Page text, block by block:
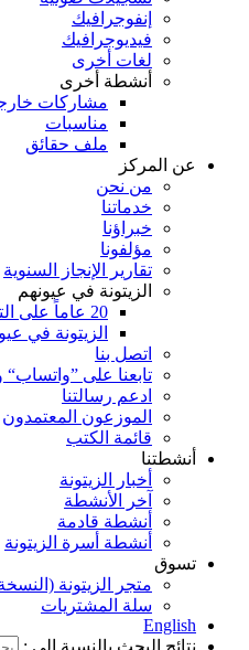
إنفوجرافيك
فيديوجرافيك
لغات أخرى
أنشطة أخرى
مشاركات
مناسبات
ملف حقائق
عن المركز
من نحن
خدماتنا
خبراؤنا
مؤلفونا
تقارير الإنجاز السنوية
الزيتونة في عيونهم
20 عاماً على التأسيس … الزيتونة في عيونهم (2024)
الزيتونة في
اتصل بنا
تابعنا على ”واتساب“
ادعم رسالتنا
الموزعون المعتمدون
قائمة الكتب
أنشطتنا
أخبار الزيتونة
آخر الأنشطة
أنشطة قادمة
أنشطة أسرة الزيتونة
تسوق
متجر الزيتونة
سلة المشتريات
English
نتائج البحث بالنسبة الي :